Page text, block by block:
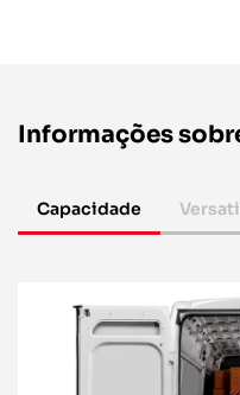
Informações
Capacidade